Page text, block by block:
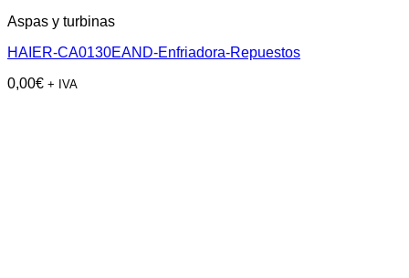
Aspas y turbinas
HAIER-CA0130EAND-Enfriadora-Repuestos
0,00€ + IVA